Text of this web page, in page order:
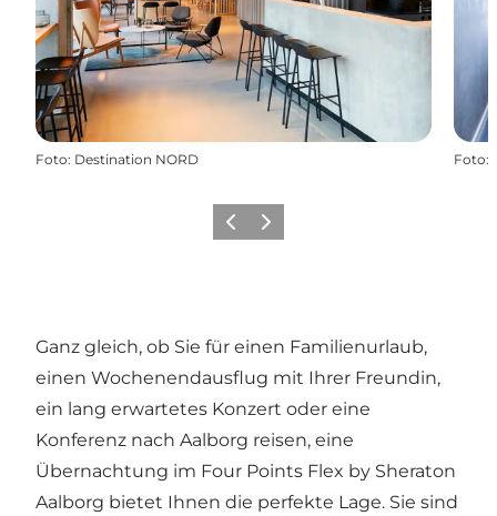
Foto: Destination NORD Foto:
ZurückWeiter
Ganz gleich, ob Sie für einen Familienurlaub,
einen Wochenendausflug mit Ihrer Freundin,
ein lang erwartetes Konzert oder eine
Konferenz nach Aalborg reisen, eine
Übernachtung im Four Points Flex by Sheraton
Aalborg bietet Ihnen die perfekte Lage. Sie sind